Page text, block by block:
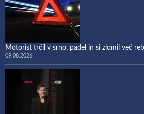
Motorist trčil v srno, padel in si zlomil več
09.08.2026